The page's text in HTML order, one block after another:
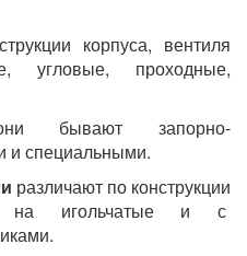
корпуса, вентиля
угловые, проходные,
бывают запорно-
и специальными.
различают по конструкции
на игольчатые и с